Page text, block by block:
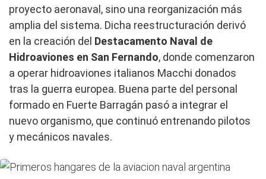
proyecto aeronaval, sino una reorganización más
amplia del sistema. Dicha reestructuración derivó
en la creación del Destacamento Naval de
Hidroaviones en San Fernando, donde comenzaron
a operar hidroaviones italianos Macchi donados
tras la guerra europea. Buena parte del personal
formado en Fuerte Barragán pasó a integrar el
nuevo organismo, que continuó entrenando pilotos
y mecánicos navales.